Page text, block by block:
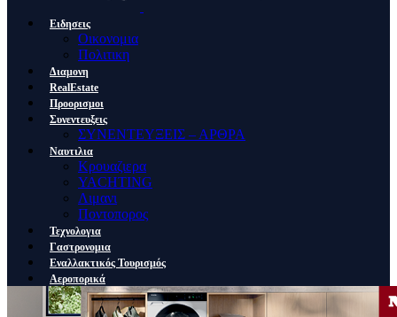
Ειδησεις
Οικονομια
Πολιτικη
Διαμονη
RealEstate
Προορισμοι
Συνεντευξεις
ΣΥΝΕΝΤΕΥΞΕΙΣ – ΑΡΘΡΑ
Ναυτιλια
Κρουαζιερα
YACHTING
Λιμανι
Ποντοπορος
Τεχνολογια
Γαστρονομια
Εναλλακτικός Τουρισμός
Αεροπορικά